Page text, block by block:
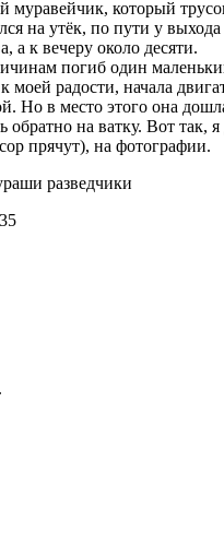
муравейчик, который
на утёк, по пути у
а к вечеру около десяти.
погиб один
моей радости, начала
Но в место этого она
обратно на ватку. Вот
прячут), на фотографии.
разведчики
35